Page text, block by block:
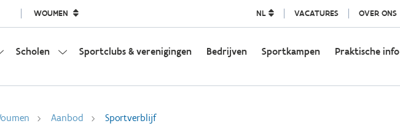
WOUMEN NL VACATURES OVER ONS
Scholen Sportclubs & verenigingen Bedrijven Sportkampen Praktische info
Aanbod Sportverblijf